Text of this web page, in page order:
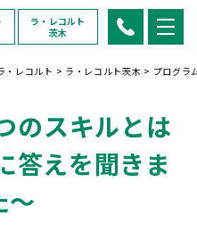
ラ・レコルト
茨木
・レコルト > ラ・レコルト茨木 > プログラ
のスキルとは
答えを聞きま
〜